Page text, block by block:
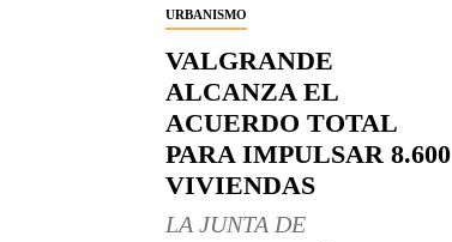
URBANISMO
VALGRANDE
ALCANZA EL
ACUERDO TOTAL
PARA IMPULSAR 8.600
VIVIENDAS
LA JUNTA DE